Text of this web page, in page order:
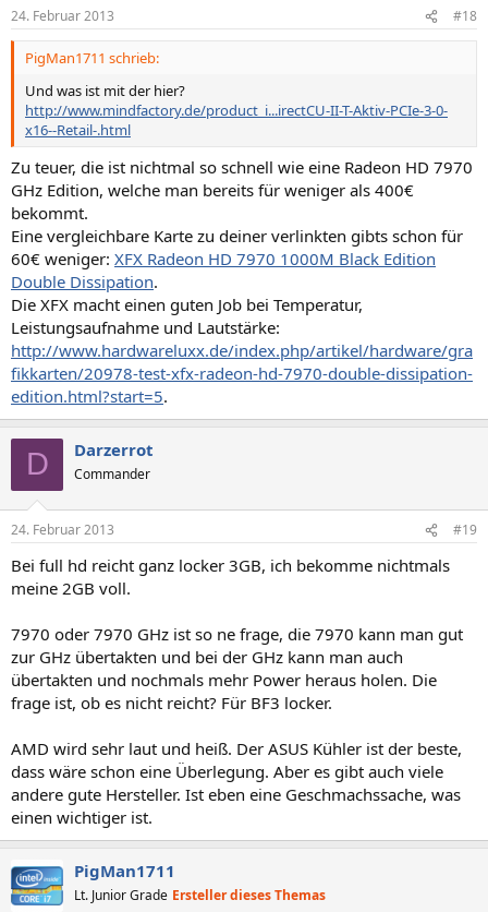
24. Februar 2013 #18
PigMan1711 schrieb:
Und was ist mit der hier?
http://www.mindfactory.de/product_i...irectCU-II-T-Aktiv-PCIe-3-0-
x16--Retail-.html
Zu teuer, die ist nichtmal so schnell wie eine Radeon HD 7970
GHz Edition, welche man bereits für weniger als 400€
bekommt.
Eine vergleichbare Karte zu deiner verlinkten gibts schon für
60€ weniger: XFX Radeon HD 7970 1000M Black Edition
Double Dissipation.
Die XFX macht einen guten Job bei Temperatur,
Leistungsaufnahme und Lautstärke:
http://www.hardwareluxx.de/index.php/artikel/hardware/gra
fikkarten/20978-test-xfx-radeon-hd-7970-double-dissipation-
edition.html?start=5.
D Darzerrot
Commander
24. Februar 2013 #19
Bei full hd reicht ganz locker 3GB, ich bekomme nichtmals
meine 2GB voll.
7970 oder 7970 GHz ist so ne frage, die 7970 kann man gut
zur GHz übertakten und bei der GHz kann man auch
übertakten und nochmals mehr Power heraus holen. Die
frage ist, ob es nicht reicht? Für BF3 locker.
AMD wird sehr laut und heiß. Der ASUS Kühler ist der beste,
dass wäre schon eine Überlegung. Aber es gibt auch viele
andere gute Hersteller. Ist eben eine Geschmachssache, was
einen wichtiger ist.
PigMan1711
Lt. Junior Grade Ersteller dieses Themas